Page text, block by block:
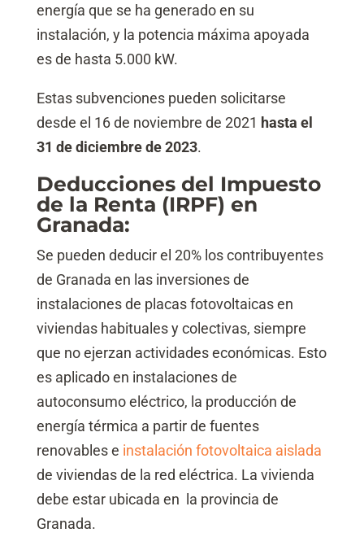
energía que se ha generado en su
instalación, y la potencia máxima apoyada
es de hasta 5.000 kW.
Estas subvenciones pueden solicitarse
desde el 16 de noviembre de 2021 hasta el
31 de diciembre de 2023.
Deducciones del Impuesto
de la Renta (IRPF) en
Granada:
Se pueden deducir el 20% los contribuyentes
de Granada en las inversiones de
instalaciones de placas fotovoltaicas en
viviendas habituales y colectivas, siempre
que no ejerzan actividades económicas. Esto
es aplicado en instalaciones de
autoconsumo eléctrico, la producción de
energía térmica a partir de fuentes
renovables e instalación fotovoltaica aislada
de viviendas de la red eléctrica. La vivienda
debe estar ubicada en la provincia de
Granada.